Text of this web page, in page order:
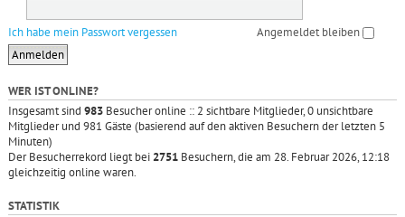
Ich habe mein Passwort vergessen Angemeldet bleiben
WER IST ONLINE?
Insgesamt sind 983 Besucher online :: 2 sichtbare Mitglieder, 0 unsichtbare
Mitglieder und 981 Gäste (basierend auf den aktiven Besuchern der letzten 5
Minuten)
Der Besucherrekord liegt bei 2751 Besuchern, die am 28. Februar 2026, 12:18
gleichzeitig online waren.
STATISTIK